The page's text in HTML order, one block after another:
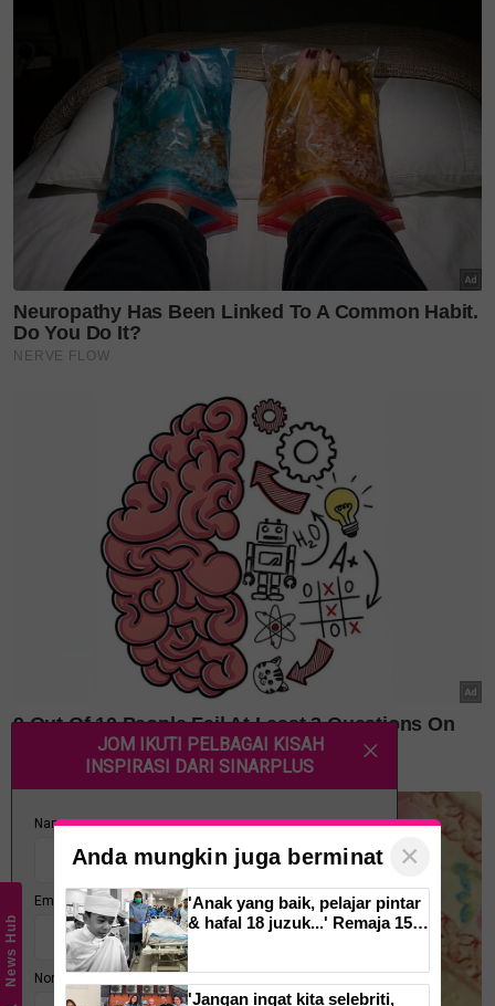
"Saya masih perlukan kerja,” ujarnya dalam sebak.
Rakan penyampai lain seperti Roy Azman, Rahim,
Jep dan Dina Nadzir turut menitiskan air mata pada
hari terakhir perkhidmatan Angah.
Sebelum ini, bintang yang dicungkil menerusi pentas
Raja Lawak itu pernah mendedahkan berdepan
masalah diabetes dan tekanan darah tinggi.
Walau apa pun keputusan Angah sama-sama kita
sokong dan doakan kesihatannya semakin baik.
SinarPlusuntuk info terkini dan bermanfaat!
Jangan lupa follow kami di Facebook,Instagram
YouTube& TikTok. Join grupTelegram
untuk info dan kisah penuh inspirasi
Jangan lupa dapatkan promosi istimewaMAKANAN
KUCING TOMKRAF yang kini sudah berada di 37
cawangan KK Super Mart terpilih di Shah Alam atau beli
secara online di platformShopee Karangkraf Mall
Angah lawaking
angah sinar FM
News Hub
Anda mungkin juga berminat ×
'Anak yang baik, pelajar pintar
& hafal 18 juzuk...' Remaja 15
menyentuh hati
'Jangan ingat kita selebriti,